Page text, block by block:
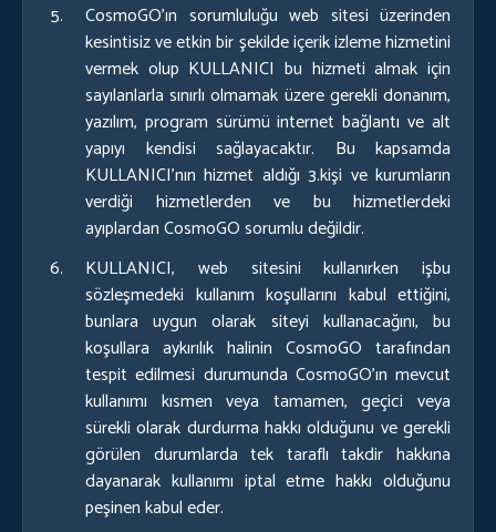
CosmoGO’ın sorumluluğu web sitesi üzerinden
kesintisiz ve etkin bir şekilde içerik izleme hizmetini
vermek olup KULLANICI bu hizmeti almak için
sayılanlarla sınırlı olmamak üzere gerekli donanım,
yazılım, program sürümü internet bağlantı ve alt
yapıyı kendisi sağlayacaktır. Bu kapsamda
KULLANICI’nın hizmet aldığı 3.kişi ve kurumların
verdiği hizmetlerden ve bu hizmetlerdeki
ayıplardan CosmoGO sorumlu değildir.
KULLANICI, web sitesini kullanırken işbu
sözleşmedeki kullanım koşullarını kabul ettiğini,
bunlara uygun olarak siteyi kullanacağını, bu
koşullara aykırılık halinin CosmoGO tarafından
tespit edilmesi durumunda CosmoGO’ın mevcut
kullanımı kısmen veya tamamen, geçici veya
sürekli olarak durdurma hakkı olduğunu ve gerekli
görülen durumlarda tek taraflı takdir hakkına
dayanarak kullanımı iptal etme hakkı olduğunu
peşinen kabul eder.